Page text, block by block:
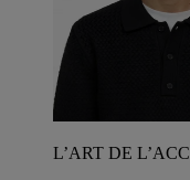
L’ART DE